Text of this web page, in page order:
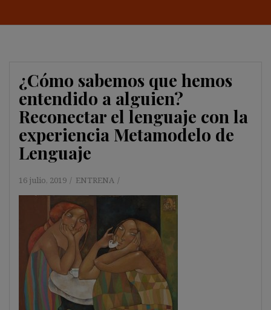
¿Cómo sabemos que hemos
entendido a alguien?
Reconectar el lenguaje con la
experiencia Metamodelo de
Lenguaje
16 julio, 2019 ENTRENA